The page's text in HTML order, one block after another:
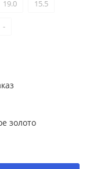
19.0 15.5
-
золото